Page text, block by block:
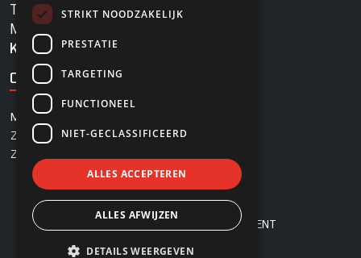
TEL +31478745270
MAILinfo@rovadi-turfequipment.com
KVK
96455101
OPENINGSTIJDEN
MAANDAG - VRIJDAG
ZATERDAG
08:00 - 12:30
ZONDAG
© 2026 - ROVADI TURF EQUIPMENT
STRIKT NOODZAKELIJK
PRESTATIE
TARGETING
FUNCTIONEEL
NIET-GECLASSIFICEERD
ALLES ACCEPTEREN
ALLES AFWIJZEN
DETAILS WEERGEVEN